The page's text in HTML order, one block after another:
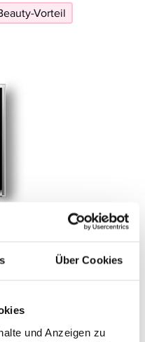
Über Cookies
und Anzeigen zu
Vorteil
night
Vorteil